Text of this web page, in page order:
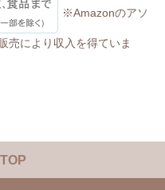
※Amazonのアソ
売により収入を得ていま